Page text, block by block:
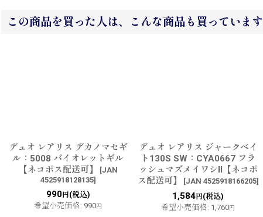
この商品を買った人は、こんな商品も買っています
デュオ レアリス デカノマセギ
ル：5008 バイオレットギル
【ネコポス配送可】
[JAN
4525918128135]
990円(税込)
希望小売価格: 990円
デュオ レアリス ジャークベイ
ト130S SW：CYA0667 フラ
ッシュマズメイワシII【ネコポ
ス配送可】
[JAN 4525918166205]
1,584 円(税込)
希望小売価格: 1,760円